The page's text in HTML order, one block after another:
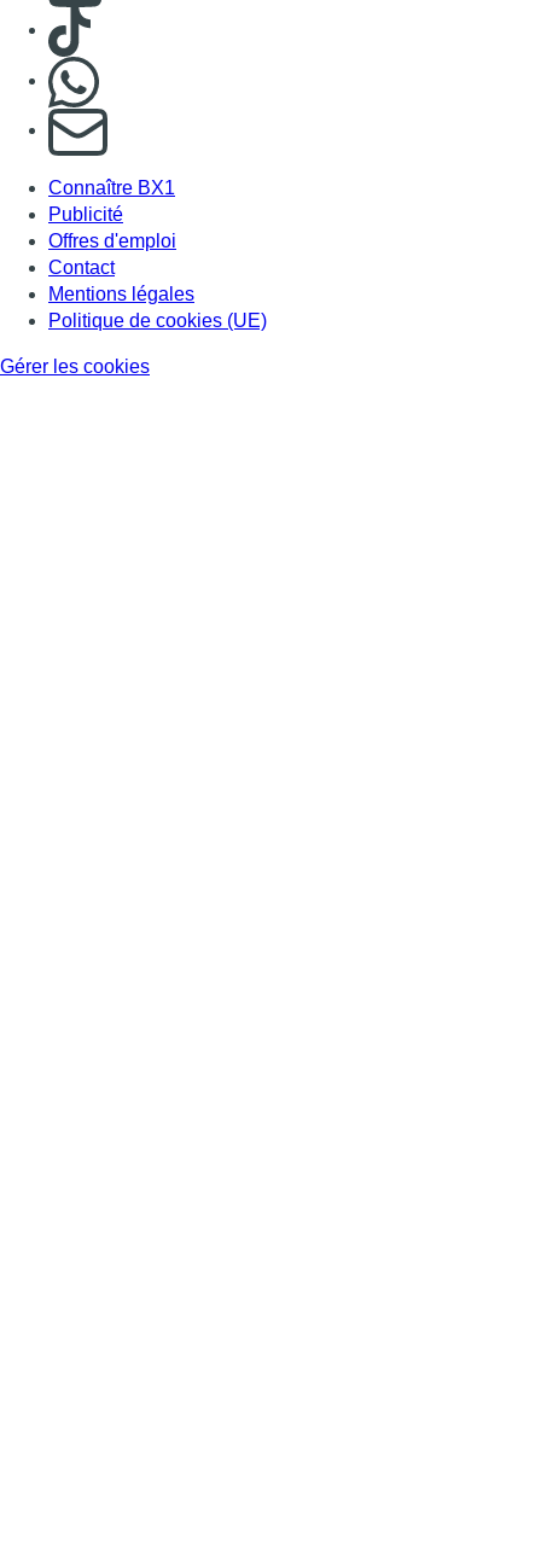
Consulter TikTok
S'abonner à notre newsletter
Connaître BX1
Publicité
Offres d'emploi
Contact
Mentions légales
Politique de cookies (UE)
Gérer les cookies